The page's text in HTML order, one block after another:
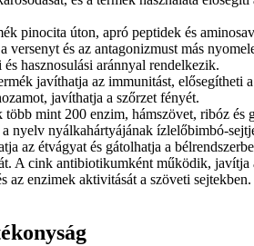
pinocita úton, apró peptidek és
versenyt és az antagonizmust más
hasznosulási aránnyal rendelkezik.
javíthatja az immunitást, elősegítheti
javíthatja a szőrzet fényét.
több mint 200 enzim, hámszövet, ribóz és
nyelv nyálkahártyájának ízlelőbimbó-
az étvágyat és gátolhatja a
A cink antibiotikumként működik, javítja
az enzimek aktivitását a szöveti sejtekben.